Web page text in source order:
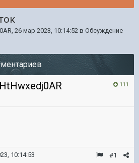
, 26 мар 2023, 10:14:52 в Обсуждение
111
#1
10:14:53